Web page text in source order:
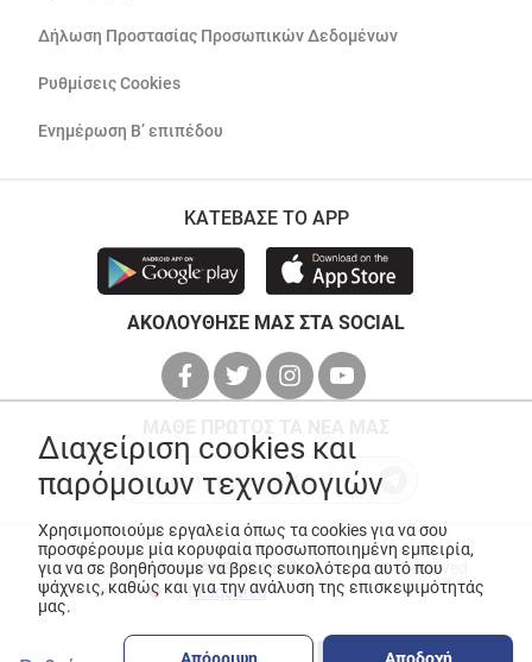
Δήλωση Προστασίας Προσωπικών Δεδομένων
Ρυθμίσεις Cookies
Ενημέρωση Β’ επιπέδου
ΚΑΤΕΒΑΣΕ ΤΟ APP
ΑΚΟΛΟΥΘΗΣΕ ΜΑΣ ΣΤΑ SOCIAL
© Copyright 2026ANEDIK Kritikos. All Rights Reserved
Made with
byDesquared
Διαχείριση cookies και
παρόμοιων τεχνολογιών
Χρησιμοποιούμε εργαλεία όπως τα cookies για να σου
προσφέρουμε μία κορυφαία προσωποποιημένη εμπειρία,
για να σε βοηθήσουμε να βρεις ευκολότερα αυτό που
ψάχνεις, καθώς και για την ανάλυση της επισκεψιμότητάς
μας.